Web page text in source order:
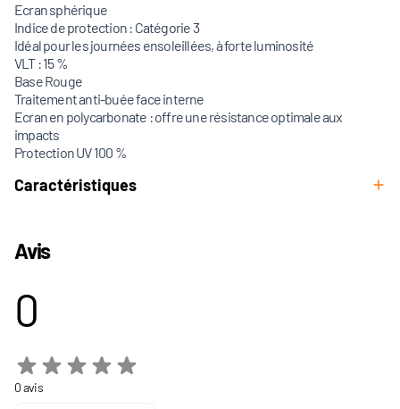
Ecran sphérique
Indice de protection : Catégorie 3
Idéal pour les journées ensoleillées, à forte luminosité
VLT : 15 %
Base Rouge
Traitement anti-buée face interne
Ecran en polycarbonate : offre une résistance optimale aux
impacts
Protection UV 100 %
Caractéristiques
Avis
0
0 avis